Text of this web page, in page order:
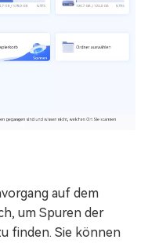
auf dem
um Spuren der
finden. Sie können